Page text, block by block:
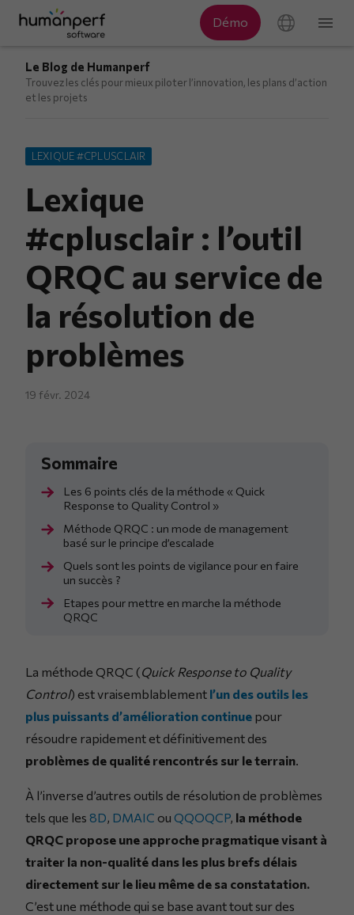
Le Blog de Humanperf
Trouvez les clés pour mieux piloter l’innovation, les plans d’action
et les projets
LEXIQUE #CPLUSCLAIR
Lexique
#cplusclair : l’outil
QRQC au service de
la résolution de
problèmes
19 févr. 2024
Les 6 points clés de la méthode « Quick
Response to Quality Control »
Méthode QRQC : un mode de management
basé sur le principe d’escalade
Quels sont les points de vigilance pour en faire
un succès ?
Etapes pour mettre en marche la méthode
QRQC
La méthode QRQC (Quick Response to Quality
Control) est vraisemblablement l’un des outils les
plus puissants d’amélioration continue pour
résoudre rapidement et définitivement des
problèmes de qualité rencontrés sur le terrain.
À l’inverse d’autres outils de résolution de problèmes
tels que les 8D, DMAIC ou QQOQCP, la méthode
QRQC propose une approche pragmatique visant à
traiter la non-qualité dans les plus brefs délais
directement sur le lieu même de sa constatation.
C’est une méthode qui se base avant tout sur des